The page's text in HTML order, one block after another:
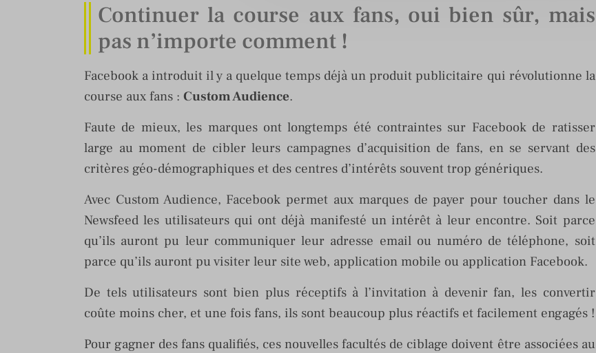
Continuer la course aux fans, oui bien sûr, mais
pas n’importe comment !
Facebook a introduit il y a quelque temps déjà un produit publicitaire qui révolutionne la
course aux fans : Custom Audience.
Faute de mieux, les marques ont longtemps été contraintes sur Facebook de ratisser
large au moment de cibler leurs campagnes d’acquisition de fans, en se servant des
critères géo-démographiques et des centres d’intérêts souvent trop génériques.
Avec Custom Audience, Facebook permet aux marques de payer pour toucher dans le
Newsfeed les utilisateurs qui ont déjà manifesté un intérêt à leur encontre. Soit parce
qu’ils auront pu leur communiquer leur adresse email ou numéro de téléphone, soit
parce qu’ils auront pu visiter leur site web, application mobile ou application Facebook.
De tels utilisateurs sont bien plus réceptifs à l’invitation à devenir fan, les convertir
coûte moins cher, et une fois fans, ils sont beaucoup plus réactifs et facilement engagés !
Pour gagner des fans qualifiés, ces nouvelles facultés de ciblage doivent être associées au